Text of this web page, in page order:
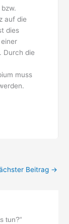
auf die
dies
. Durch die
muss
Beitrag →
tun?“